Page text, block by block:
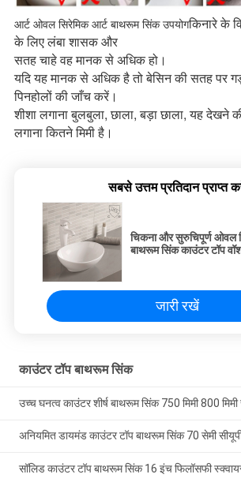
आर्ट ओवल सिरेमिक आर्ट बाथरूम सिंक उपयोगकिनारे के
के लिए लंबा शासक और
सतह चाहे वह मानक से अधिक हो।
यदि यह मानक से अधिक है तो बेसिन की सतह पर
पिनहोलों की जाँच करें।
शीशा लगाना बुलबुला, छाला, बड़ा छाला, यह देखने
लगाना कितने मिमी है।
सबसे उत्तम प्रतिदान प्राप्त
चिकना और सुरुचिपूर्ण ओवल
बाथरूम सिंक काउंटर टॉप
जारी रखें
काउंटर टॉप बाथरूम सिंक
उच्च घनत्व काउंटर शीर्ष बाथरूम सिंक 750 मिमी 800 मिमी
अनियमित डायमंड काउंटर टॉप बाथरूम सिंक 70 सेमी
सॉलिड काउंटर टॉप बाथरूम सिंक 16 इंच फिलॉसफी